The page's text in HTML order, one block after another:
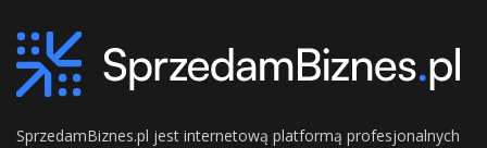
SprzedamBiznes.pl jest internetową platformą profesjonalnych